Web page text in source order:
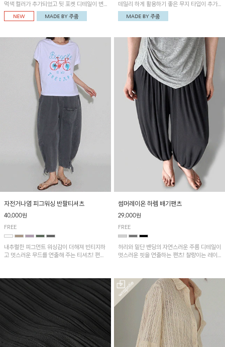
먹색 컬러가 추가되었고 뒷 포켓 디테일이 변
경되었습니다~가볍고 시원하게 착용되는 배
기통팬츠! 허리밴딩과 여유로운 통으로 편안해
데일리 하게 활용하기 좋은 무지 타입이 추가
되었어요~ 볼륨감 있는 항아리핏 실루엣이 유
니크하며 포켓디테일이 POINT!
자전거나염 피그워싱 반팔티셔츠
40,000원
FREE
내추럴한 피그먼트 워싱감이 더해져 빈티지하
고 멋스러운 무드를 연출해 주는 티셔츠! 편안
썸머레이온 하렘 배기팬츠
29,000원
FREE
허리와 밑단 밴딩의 자연스러운 주름 디테일이
멋스러운 핏을 연출하는 팬츠! 찰랑이는 레이
기기 좋은 아이템입니다~